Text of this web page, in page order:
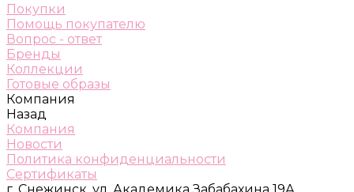
Покупки
Помощь покупателю
Вопрос - ответ
Бренды
Коллекции
Готовые образы
Компания
Назад
Компания
Новости
Политика конфиденциальности
Сертификаты